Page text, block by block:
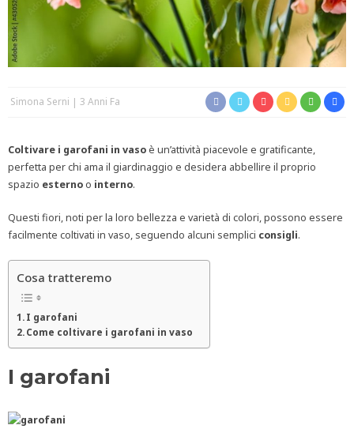
Simona Serni 3 Anni Fa
Coltivare i garofani in vasoè un’attività piacevole e gratificante,
perfetta per chi ama il giardinaggio e desidera abbellire il proprio
spazio esternoo interno.
Questi fiori, noti per la loro bellezza e varietà di colori, possono essere
facilmente coltivati in vaso, seguendo alcuni semplici consigli.
Cosa tratteremo
I garofani
Come coltivare i garofani in vaso
I garofani